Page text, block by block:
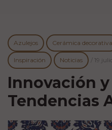
Azulejos Cerámica decorativa
Inspiración Noticias / 19
Innovación
Tendencias